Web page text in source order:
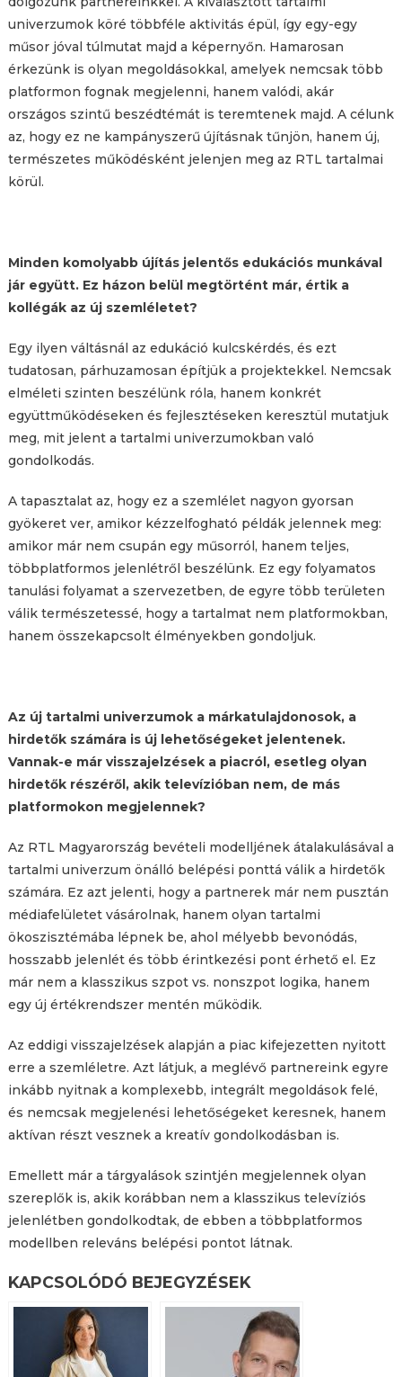
univerzumok köré többféle aktivitás épül, így egy-egy
műsor jóval túlmutat majd a képernyőn. Hamarosan
érkezünk is olyan megoldásokkal, amelyek nemcsak több
platformon fognak megjelenni, hanem valódi, akár
országos szintű beszédtémát is teremtenek majd. A célunk
az, hogy ez ne kampányszerű újításnak tűnjön, hanem új,
természetes működésként jelenjen meg az RTL tartalmai
körül.
Minden komolyabb újítás jelentős edukációs munkával
jár együtt. Ez házon belül megtörtént már, értik a
kollégák az új szemléletet?
Egy ilyen váltásnál az edukáció kulcskérdés, és ezt
tudatosan, párhuzamosan építjük a projektekkel. Nemcsak
elméleti szinten beszélünk róla, hanem konkrét
együttműködéseken és fejlesztéseken keresztül mutatjuk
meg, mit jelent a tartalmi univerzumokban való
gondolkodás.
A tapasztalat az, hogy ez a szemlélet nagyon gyorsan
gyökeret ver, amikor kézzelfogható példák jelennek meg:
amikor már nem csupán egy műsorról, hanem teljes,
többplatformos jelenlétről beszélünk. Ez egy folyamatos
tanulási folyamat a szervezetben, de egyre több területen
válik természetessé, hogy a tartalmat nem platformokban,
hanem összekapcsolt élményekben gondoljuk.
Az új tartalmi univerzumok a márkatulajdonosok, a
hirdetők számára is új lehetőségeket jelentenek.
Vannak-e már visszajelzések a piacról, esetleg olyan
hirdetők részéről, akik televízióban nem, de más
platformokon megjelennek?
Az RTL Magyarország bevételi modelljének átalakulásával a
tartalmi univerzum önálló belépési ponttá válik a hirdetők
számára. Ez azt jelenti, hogy a partnerek már nem pusztán
médiafelületet vásárolnak, hanem olyan tartalmi
ökoszisztémába lépnek be, ahol mélyebb bevonódás,
hosszabb jelenlét és több érintkezési pont érhető el. Ez
már nem a klasszikus szpot vs. nonszpot logika, hanem
egy új értékrendszer mentén működik.
Az eddigi visszajelzések alapján a piac kifejezetten nyitott
erre a szemléletre. Azt látjuk, a meglévő partnereink egyre
inkább nyitnak a komplexebb, integrált megoldások felé,
és nemcsak megjelenési lehetőségeket keresnek, hanem
aktívan részt vesznek a kreatív gondolkodásban is.
Emellett már a tárgyalások szintjén megjelennek olyan
szereplők is, akik korábban nem a klasszikus televíziós
jelenlétben gondolkodtak, de ebben a többplatformos
modellben releváns belépési pontot látnak.
KAPCSOLÓDÓ BEJEGYZÉSEK